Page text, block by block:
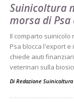
Suinicoltura
morsa di Psa
Il comparto suinicolo
Psa blocca l'export
chiede aiuti
veterinari sulla
Di Redazione Suinicoltura